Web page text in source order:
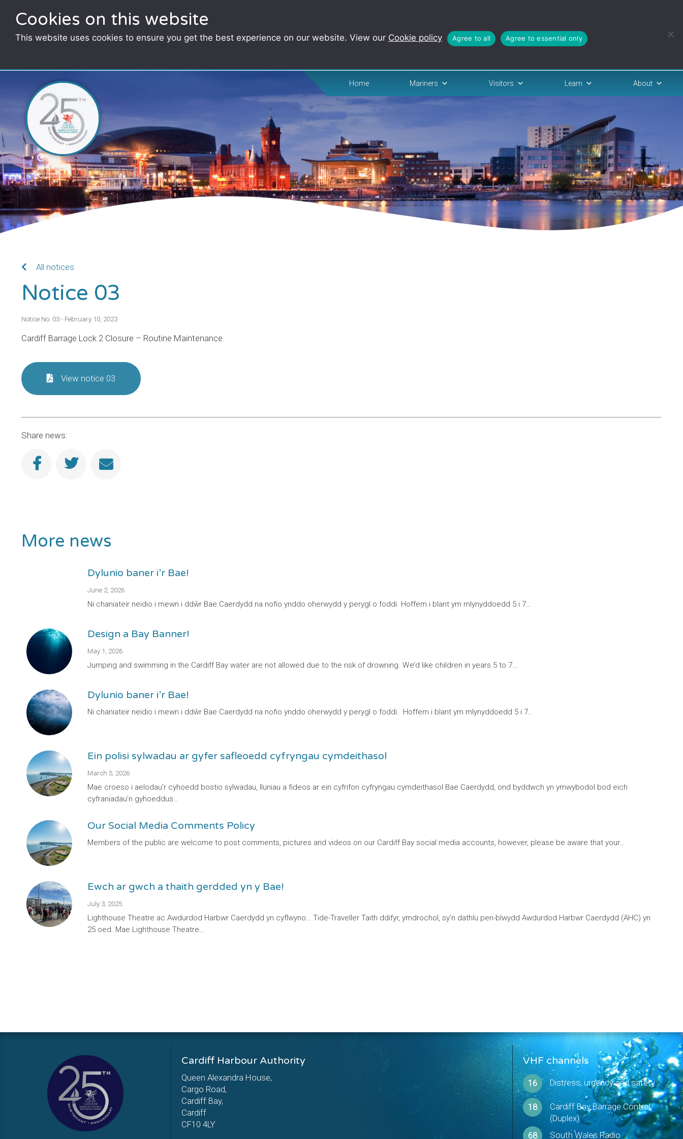
Cookies on this website
This website uses cookies to ensure you get the best experience on our website. View our Cookie policy Agree to all Agree to essential only
Home Mariners Visitors Learn About
All notices
Notice 03
Notice No. 03 - February 10, 2023
Cardiff Barrage Lock 2 Closure – Routine Maintenance.
View notice 03
Share news:
More news
Dylunio baner i’r Bae!
June 2, 2026
Ni chaniateir neidio i mewn i ddŵr Bae Caerdydd na nofio ynddo oherwydd y perygl o foddi. Hoffem i blant ym mlynyddoedd 5 i 7…
Design a Bay Banner!
May 1, 2026
Jumping and swimming in the Cardiff Bay water are not allowed due to the risk of drowning. We’d like children in years 5 to 7…
Dylunio baner i’r Bae!
Ni chaniateir neidio i mewn i ddŵr Bae Caerdydd na nofio ynddo oherwydd y perygl o foddi. Hoffem i blant ym mlynyddoedd 5 i 7…
Ein polisi sylwadau ar gyfer safleoedd cyfryngau cymdeithasol
March 5, 2026
Mae croeso i aelodau’r cyhoedd bostio sylwadau, lluniau a fideos ar ein cyfrifon cyfryngau cymdeithasol Bae Caerdydd, ond byddwch yn ymwybodol bod eich
cyfraniadau’n gyhoeddus…
Our Social Media Comments Policy
Members of the public are welcome to post comments, pictures and videos on our Cardiff Bay social media accounts, however, please be aware that your…
Ewch ar gwch a thaith gerdded yn y Bae!
July 3, 2025
Lighthouse Theatre ac Awdurdod Harbwr Caerdydd yn cyflwyno… Tide-Traveller Taith ddifyr, ymdrochol, sy’n dathlu pen-blwydd Awdurdod Harbwr Caerdydd (AHC) yn
25 oed. Mae Lighthouse Theatre…
Cardiff Harbour Authority
Queen Alexandra House,
Cargo Road,
Cardiff Bay,
Cardiff
CF10 4LY
VHF channels
16 Distress, urgency and safety
18
Cardiff Bay Barrage Control
(Duplex)
68
South Wales Radio